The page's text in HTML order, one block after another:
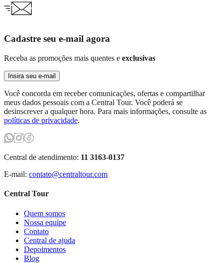
Cadastre seu e-mail agora
Receba as promoções mais quentes e exclusivas
Insira seu e-mail
Você concorda em receber comunicações, ofertas e compartilhar
meus dados pessoais com a Central Tour. Você poderá se
desinscrever a qualquer hora. Para mais informações, consulte as
políticas de privacidade.
Central de atendimento: 11 3163-0137
E-mail: contato@centraltour.com
Central Tour
Quem somos
Nossa equipe
Contato
Central de ajuda
Depoimentos
Blog